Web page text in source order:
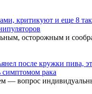
критикуют и еще 8
осторожным и
после кружки пива,
симптомом рака
— вопрос